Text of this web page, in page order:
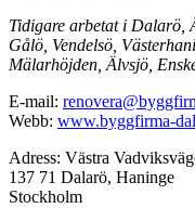
Tidigare arbetat i Dalarö,
Gålö, Vendelsö,
Mälarhöjden, Älvsjö,
E-mail:
Webb: www.byggfirma-
Adress: Västra
137 71 Dalarö, Haninge
Stockholm